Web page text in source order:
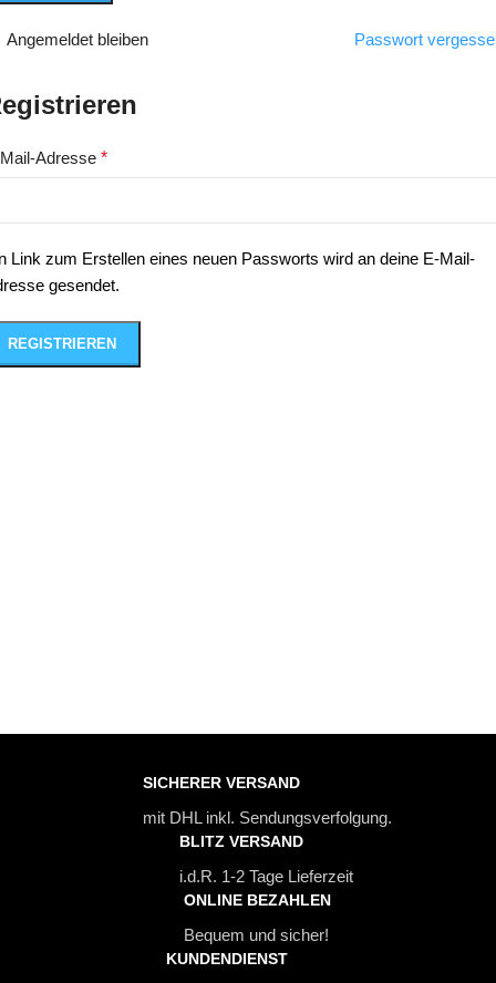
Passwort
Angemeldet bleiben
Adresse *
Link zum Erstellen eines neuen Passworts wird an deine E-Mail-
gesendet.
REGISTRIEREN
SICHERER VERSAND
mit DHL inkl. Sendungsverfolgung.
BLITZ VERSAND
i.d.R. 1-2 Tage Lieferzeit
ONLINE BEZAHLEN
Bequem und sicher!
KUNDENDIENST